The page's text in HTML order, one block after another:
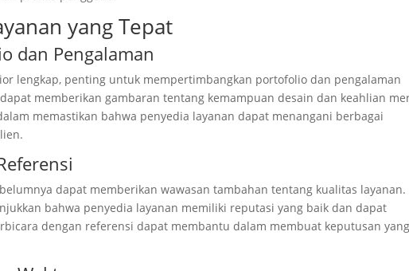
yang Tepat
dan Pengalaman
lengkap, penting untuk mempertimbangkan portofolio dan pengalaman
memberikan gambaran tentang kemampuan desain dan keahlian
memastikan bahwa penyedia layanan dapat menangani berbagai
dapat memberikan wawasan tambahan tentang kualitas layanan.
bahwa penyedia layanan memiliki reputasi yang baik dan dapat
dengan referensi dapat membantu dalam membuat keputusan